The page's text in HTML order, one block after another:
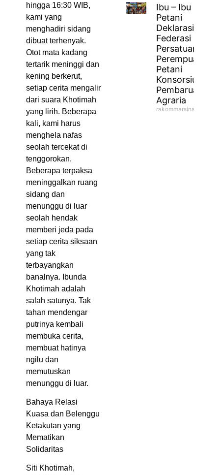
hingga 16:30 WIB,
kami yang
menghadiri sidang
dibuat terhenyak.
Otot mata kadang
tertarik meninggi dan
kening berkerut,
setiap cerita mengalir
dari suara Khotimah
yang lirih. Beberapa
kali, kami harus
menghela nafas
seolah tercekat di
tenggorokan.
Beberapa terpaksa
meninggalkan ruang
sidang dan
menunggu di luar
seolah hendak
memberi jeda pada
setiap cerita siksaan
yang tak
terbayangkan
banalnya. Ibunda
Khotimah adalah
salah satunya. Tak
tahan mendengar
putrinya kembali
membuka cerita,
membuat hatinya
ngilu dan
memutuskan
menunggu di luar.
Bahaya Relasi
Kuasa dan Belenggu
Ketakutan yang
Mematikan
Solidaritas
Siti Khotimah,
Ibu – Ibu
Petani
Deklarasikan
Federasi
Persatuan
Perempuan
Petani
Konsorsium
Pembaruan
Agraria
rakommarsinahfm